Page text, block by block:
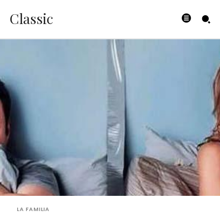
Classic
LA FAMILIA